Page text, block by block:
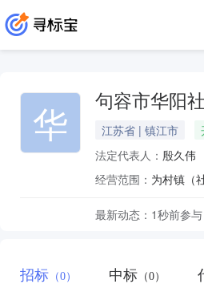
华 句容市华阳
江苏省 | 镇江市
法定代表人： 殷久伟
经营范围：
最新动态： 1秒前参与
招标 （0） 中标 （0）